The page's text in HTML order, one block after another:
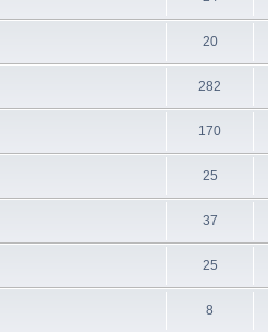
20
282
170
25
37
25
8